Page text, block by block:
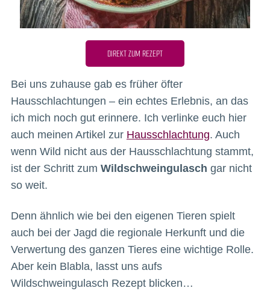
DIREKT ZUM REZEPT
Bei uns zuhause gab es früher öfter
Hausschlachtungen – ein echtes Erlebnis, an das
ich mich noch gut erinnere. Ich verlinke euch hier
auch meinen Artikel zur Hausschlachtung. Auch
wenn Wild nicht aus der Hausschlachtung stammt,
ist der Schritt zum Wildschweingulasch gar nicht
so weit.
Denn ähnlich wie bei den eigenen Tieren spielt
auch bei der Jagd die regionale Herkunft und die
Verwertung des ganzen Tieres eine wichtige Rolle.
Aber kein Blabla, lasst uns aufs
Wildschweingulasch Rezept blicken…